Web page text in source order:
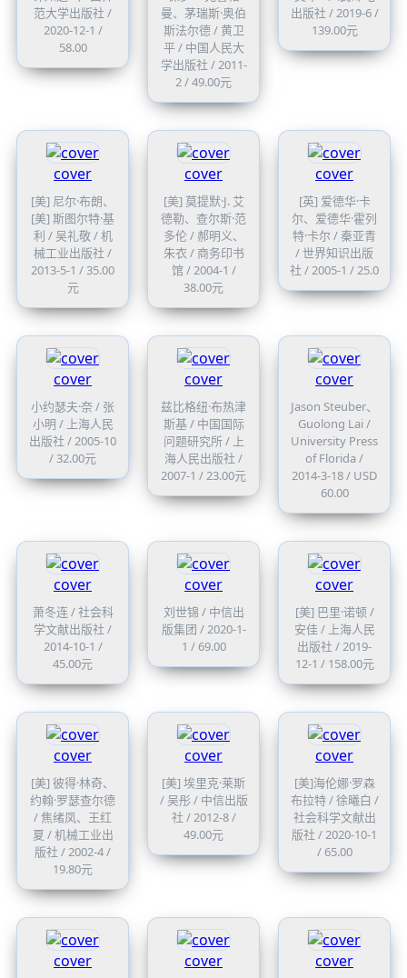
范大学出版社 /
2020-12-1 /
58.00
曼、茅瑞斯·奥伯
斯法尔德 / 黄卫
平 / 中国人民大
学出版社 / 2011-
2 / 49.00元
出版社 / 2019-6 /
139.00元
cover
[美] 尼尔·布朗、
[美] 斯图尔特·基
利 / 吴礼敬 / 机
械工业出版社 /
2013-5-1 / 35.00
元
cover
[美] 莫提默·J. 艾
德勒、查尔斯·范
多伦 / 郝明义、
朱衣 / 商务印书
馆 / 2004-1 /
38.00元
cover
[英] 爱德华·卡
尔、爱德华·霍列
特·卡尔 / 秦亚青
/ 世界知识出版
社 / 2005-1 / 25.0
cover
小约瑟夫·奈 / 张
小明 / 上海人民
出版社 / 2005-10
/ 32.00元
cover
兹比格纽·布热津
斯基 / 中国国际
问题研究所 / 上
海人民出版社 /
2007-1 / 23.00元
cover
Jason Steuber、
Guolong Lai /
University Press
of Florida /
2014-3-18 / USD
60.00
cover
萧冬连 / 社会科
学文献出版社 /
2014-10-1 /
45.00元
cover
刘世锦 / 中信出
版集团 / 2020-1-
1 / 69.00
cover
[美] 巴里·诺顿 /
安佳 / 上海人民
出版社 / 2019-
12-1 / 158.00元
cover
[美] 彼得·林奇、
约翰·罗瑟查尔德
/ 焦绪凤、王红
夏 / 机械工业出
版社 / 2002-4 /
19.80元
cover
[美] 埃里克·莱斯
/ 吴彤 / 中信出版
社 / 2012-8 /
49.00元
cover
[美]海伦娜·罗森
布拉特 / 徐曦白 /
社会科学文献出
版社 / 2020-10-1
/ 65.00
cover cover cover